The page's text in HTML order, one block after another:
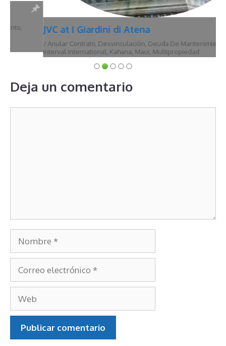
JVC at I Giardini di Atena
Anular Contrato,Desvinculación,Deuda De Mantenimiento,Hawái,
Interval International,Kahana,Maui,Multipropiedad
Nombre
Correo
electrónico
Web